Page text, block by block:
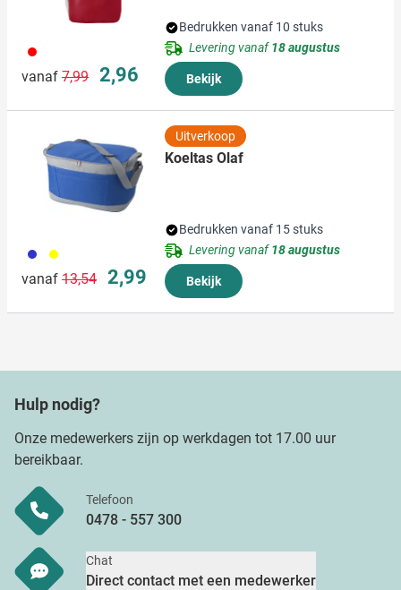
008
vanaf Normale prijs
7,99 Speciale prijs
2,96
Bedrukken vanaf 10 stuks
Levering vanaf18 augustus
Bekijk
023 006
vanaf Normale prijs
13,54 Speciale prijs
2,99
Uitverkoop
Koeltas Olaf
Bedrukken vanaf 15 stuks
Levering vanaf18 augustus
Bekijk
Hulp nodig?
Onze medewerkers zijn op werkdagen tot 17.00 uur
bereikbaar.
Telefoon
0478 - 557 300
Chat
Direct contact met een medewerker